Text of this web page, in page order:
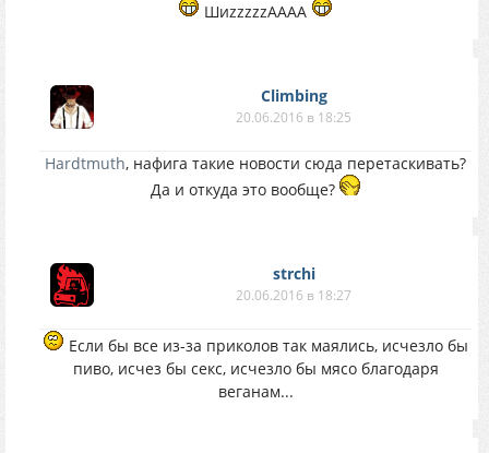
ШиzzzzzAAAA
Climbing
20.06.2016 в 18:25
Hardtmuth, нафига такие новости сюда перетаскивать?
Да и откуда это вообще?
strchi
20.06.2016 в 18:27
Если бы все из-за приколов так маялись, исчезло бы
пиво, исчез бы секс, исчезло бы мясо благодаря
веганам...